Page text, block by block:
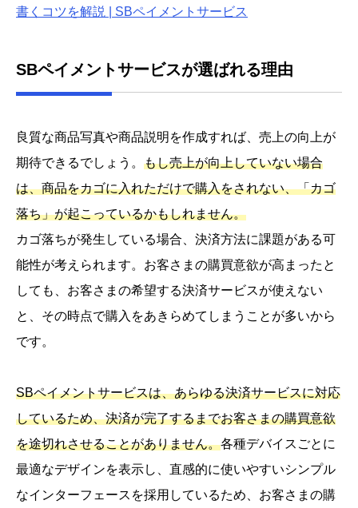
書くコツを解説 | SBペイメントサービス
SBペイメントサービスが選ばれる理由
良質な商品写真や商品説明を作成すれば、売上の向上が
期待できるでしょう。 もし売上が向上していない場合
は、商品をカゴに入れただけで購入をされない、「カゴ
落ち」が起こっているかもしれません。
カゴ落ちが発生している場合、決済方法に課題がある可
能性が考えられます。お客さまの購買意欲が高まったと
しても、お客さまの希望する決済サービスが使えない
と、その時点で購入をあきらめてしまうことが多いから
です。
SBペイメントサービスは、あらゆる決済サービスに対応
しているため、決済が完了するまでお客さまの購買意欲
を途切れさせることがありません。各種デバイスごとに
最適なデザインを表示し、直感的に使いやすいシンプル
なインターフェースを採用しているため、お客さまの購